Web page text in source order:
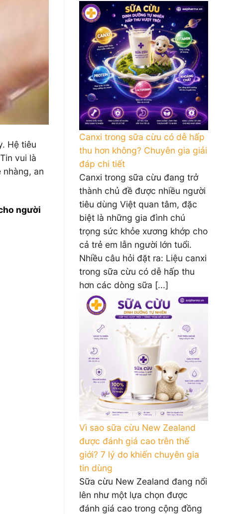
Hệ tiêu
vui là
an
người
Canxi trong sữa cừu có dễ hấp
thu hơn không? Chuyên gia giải
đáp chi tiết
Canxi trong sữa cừu đang trở
thành chủ đề được nhiều người
tiêu dùng Việt quan tâm, đặc
biệt là những gia đình chú
trọng sức khỏe xương khớp cho
cả trẻ em lẫn người lớn tuổi.
Nhiều câu hỏi đặt ra: Liệu canxi
trong sữa cừu có dễ hấp thu
hơn các dòng sữa [...]
Vì sao sữa cừu New Zealand
được đánh giá cao trên thế
giới? 7 lý do khiến chuyên gia
tin dùng
Sữa cừu New Zealand đang nổi
lên như một lựa chọn được
đánh giá cao trong cộng đồng